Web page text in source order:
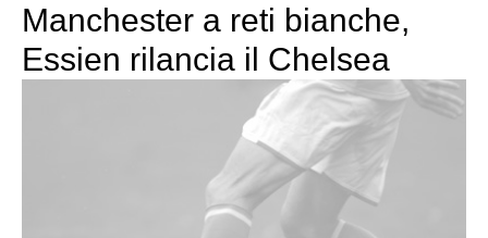
Manchester a reti bianche,
Essien rilancia il Chelsea